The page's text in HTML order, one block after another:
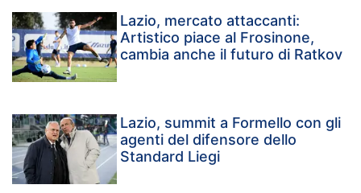
Lazio, mercato attaccanti:
Artistico piace al Frosinone,
cambia anche il futuro di Ratkov
Lazio, summit a Formello con gli
agenti del difensore dello
Standard Liegi